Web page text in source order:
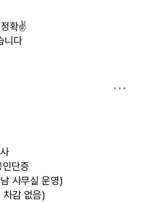
확✌️
니다
인단증
사무실 운영)
감 없음)